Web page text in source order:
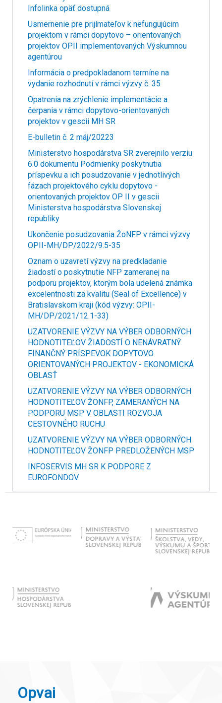
Infolinka opäť dostupná
Usmernenie pre prijímateľov k nefungujúcim
projektom v rámci dopytovo – orientovaných
projektov OPII implementovaných Výskumnou
agentúrou
Informácia o predpokladanom termíne na
vydanie rozhodnutí v rámci výzvy č. 35
Opatrenia na zrýchlenie implementácie a
čerpania v rámci dopytovo-orientovaných
projektov v gescii MH SR
E-bulletin č. 2 máj/20223
Ministerstvo hospodárstva SR zverejnilo verziu
6.0 dokumentu Podmienky poskytnutia
príspevku a ich posudzovanie v jednotlivých
fázach projektového cyklu dopytovo -
orientovaných projektov OP II v gescii
Ministerstva hospodárstva Slovenskej
republiky
Ukončenie posudzovania ŽoNFP v rámci výzvy
OPII-MH/DP/2022/9.5-35
Oznam o uzavretí výzvy na predkladanie
žiadostí o poskytnutie NFP zameranej na
podporu projektov, ktorým bola udelená známka
excelentnosti za kvalitu (Seal of Excellence) v
Bratislavskom kraji (kód výzvy: OPII-
MH/DP/2021/12.1-33)
UZATVORENIE VÝZVY NA VÝBER ODBORNÝCH
HODNOTITEĽOV ŽIADOSTÍ O NENÁVRATNÝ
FINANČNÝ PRÍSPEVOK DOPYTOVO
ORIENTOVANÝCH PROJEKTOV - EKONOMICKÁ
OBLASŤ
UZATVORENIE VÝZVY NA VÝBER ODBORNÝCH
HODNOTITEĽOV ŽONFP, ZAMERANÝCH NA
PODPORU MSP V OBLASTI ROZVOJA
CESTOVNÉHO RUCHU
UZATVORENIE VÝZVY NA VÝBER ODBORNÝCH
HODNOTITEĽOV ŽONFP PREDLOŽENÝCH MSP
INFOSERVIS MH SR K PODPORE Z
EUROFONDOV
Opvai